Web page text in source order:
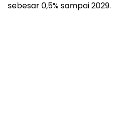
sebesar 0,5% sampai 2029.